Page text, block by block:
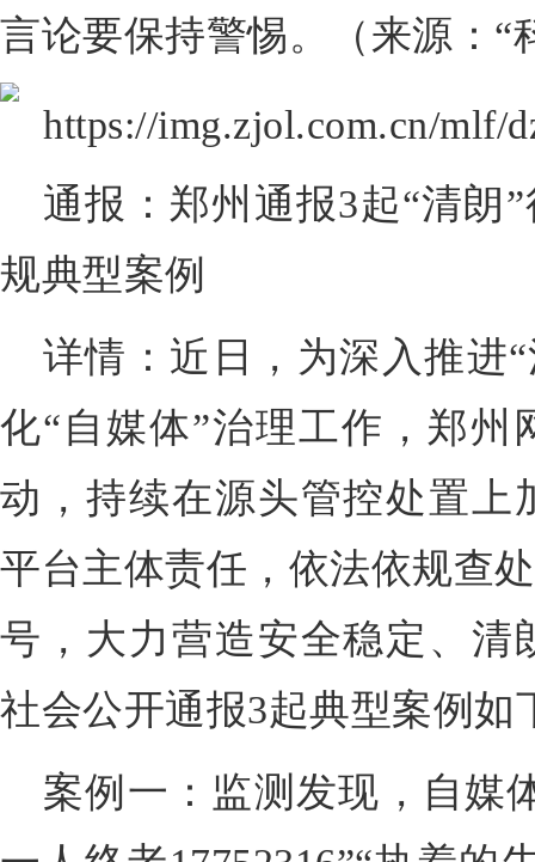
言论要保持警惕。（来源：“
通报：郑州通报3起“清朗
规典型案例
详情：近日，为深入推进
化“自媒体”治理工作，郑
动，持续在源头管控处置上
平台主体责任，依法依规查
号，大力营造安全稳定、清
社会公开通报3起典型案例如
案例一：监测发现，自媒